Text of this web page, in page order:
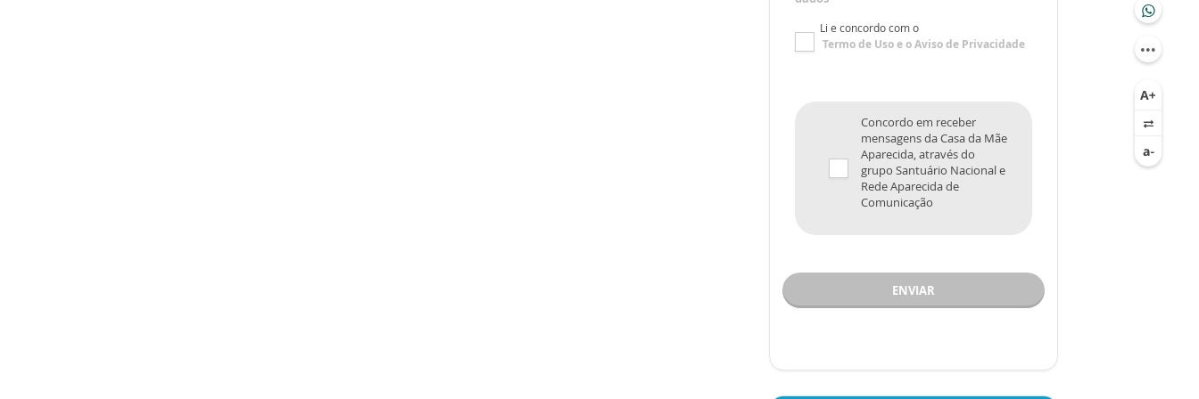
Li e concordo com o
Termo de Usoe oAviso de Privacidade
Concordo em receber
mensagens da Casa da Mãe
Aparecida, através do
grupo Santuário Nacional e
Rede Aparecida de
Comunicação
ENVIAR